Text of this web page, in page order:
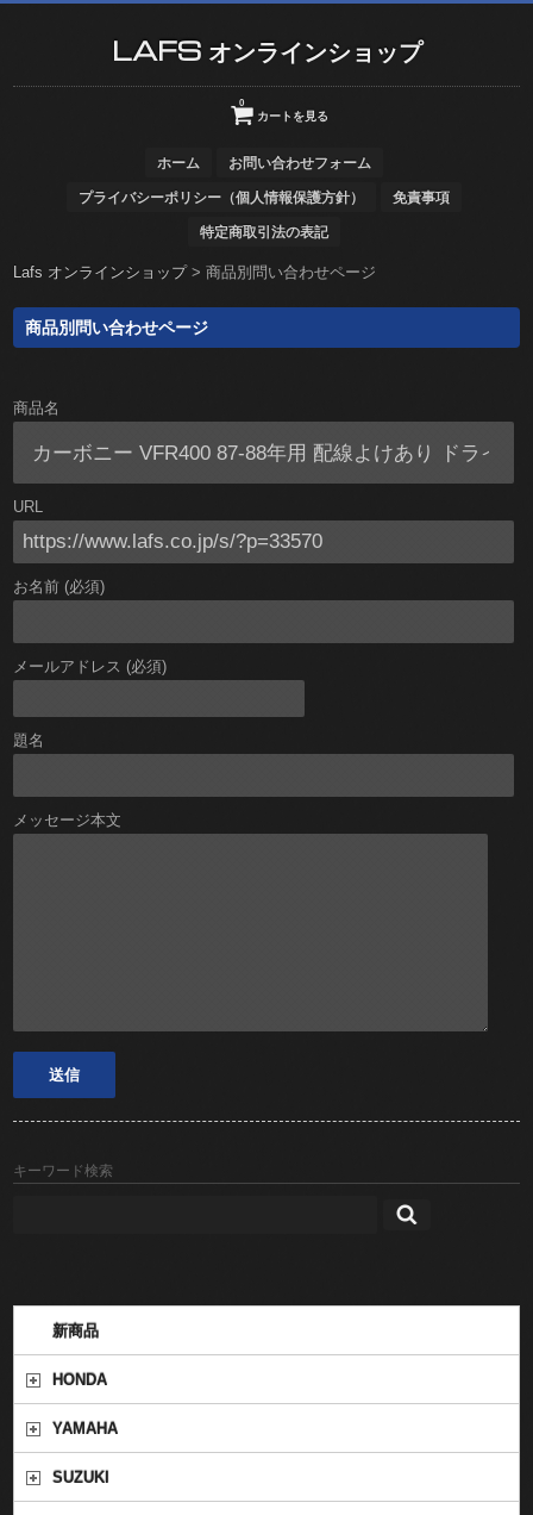
LAFS オンラインショップ
カートを見る
0
ホーム お問い合わせフォーム
プライバシーポリシー（個人情報保護方針） 免責事項
特定商取引法の表記
Lafs オンラインショップ>商品別問い合わせページ
商品別問い合わせページ
商品名
URL
お名前 (必須)
メールアドレス (必須)
題名
メッセージ本文
キーワード検索
新商品
HONDA
YAMAHA
SUZUKI